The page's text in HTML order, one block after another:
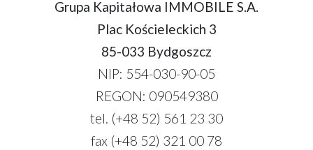
Grupa Kapitałowa IMMOBILE S.A.
Plac Kościeleckich 3
85-033 Bydgoszcz
NIP: 554-030-90-05
REGON: 090549380
tel. (+48 52) 561 23 30
fax (+48 52) 321 00 78